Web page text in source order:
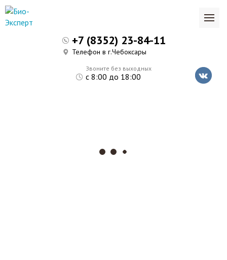
Звоните без выходных
с 8:00 до 18:00
+7 (8352) 23-84-11
Телефон в г.Чебоксары